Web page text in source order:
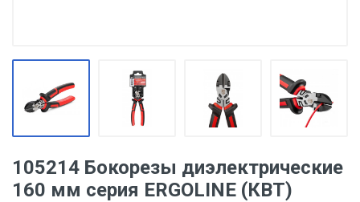
105214 Бокорезы диэлектрические
160 мм серия ERGOLINE (КВТ)